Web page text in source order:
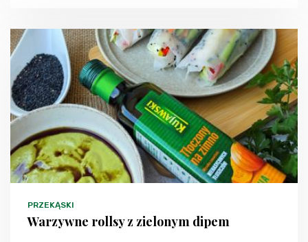
PRZEKĄSKI
Warzywne rollsy z zielonym dipem